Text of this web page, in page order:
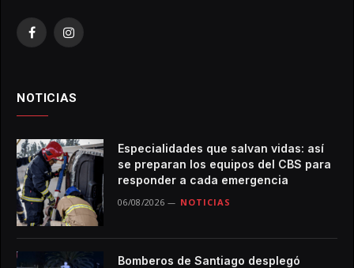
FacebookInstagram
NOTICIAS
Especialidades que salvan vidas: así
se preparan los equipos del CBS para
responder a cada emergencia
06/08/2026 NOTICIAS
Bomberos de Santiago desplegó